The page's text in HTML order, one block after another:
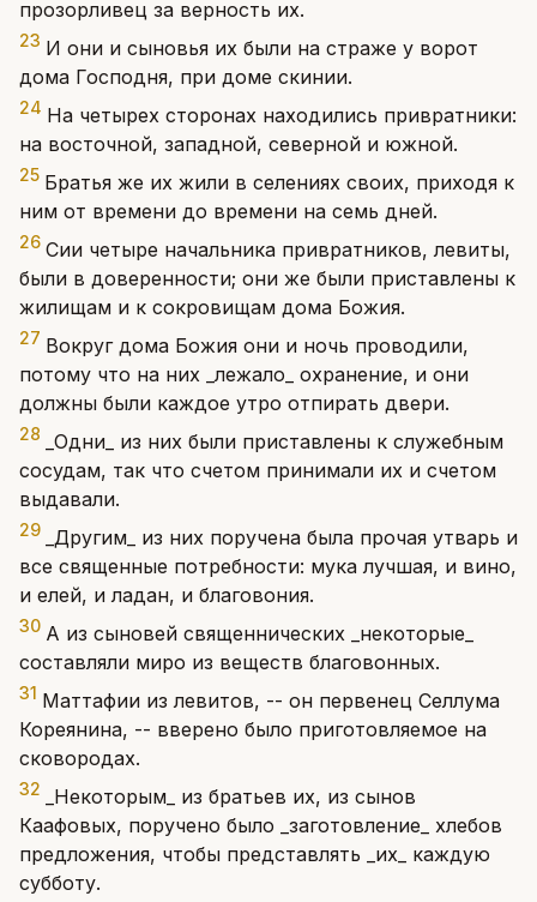
прозорливец за верность их.
23 И они и сыновья их были на страже у ворот
дома Господня, при доме скинии.
24 На четырех сторонах находились привратники:
на восточной, западной, северной и южной.
25 Братья же их жили в селениях своих, приходя к
ним от времени до времени на семь дней.
26 Сии четыре начальника привратников, левиты,
были в доверенности; они же были приставлены к
жилищам и к сокровищам дома Божия.
27 Вокруг дома Божия они и ночь проводили,
потому что на них _лежало_ охранение, и они
должны были каждое утро отпирать двери.
28
_Одни_ из них были приставлены к служебным
сосудам, так что счетом принимали их и счетом
выдавали.
29
_Другим_ из них поручена была прочая утварь и
все священные потребности: мука лучшая, и вино,
и елей, и ладан, и благовония.
30 А из сыновей священнических _некоторые_
составляли миро из веществ благовонных.
31 Маттафии из левитов, -- он первенец Селлума
Кореянина, -- вверено было приготовляемое на
сковородах.
32
_Некоторым_ из братьев их, из сынов
Каафовых, поручено было _заготовление_ хлебов
предложения, чтобы представлять _их_ каждую
субботу.